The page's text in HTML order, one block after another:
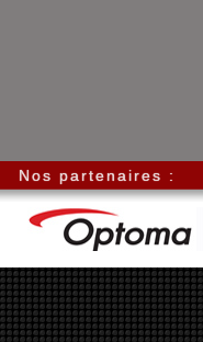
Nos partenaires :